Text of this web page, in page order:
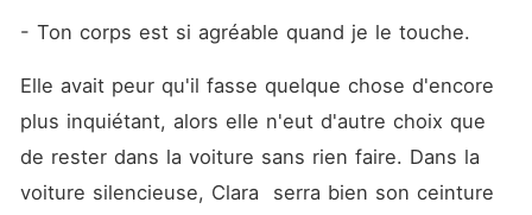
- Ton corps est si agréable quand je le touche.
Elle avait peur qu'il fasse quelque chose d'encore
plus inquiétant, alors elle n'eut d'autre choix que
de rester dans la voiture sans rien faire. Dans la
voiture silencieuse, Clara  serra bien son ceinture